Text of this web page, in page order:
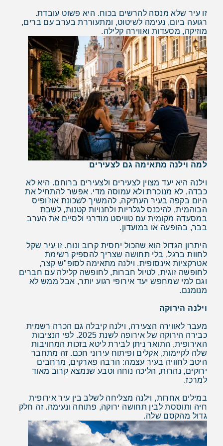
זו עיר שלא מנסה להרשים בכוח. היא פשוט עובדת.
רגועה ביום, נעימה לשיטוט, ומתעוררת בערב עם ברים,
מוזיקה, מסעדות ואווירה קלילה.
למה וילנה מתאימה גם לצעירים
וילנה היא יעד מצוין לצעירים ולצעירים ברוחם. היא לא
כבדה, לא מנוכרת ולא עמוסה מדי. אפשר להתחיל את
היום בקפה בעיר העתיקה, להמשיך לשכונת אוז'ופיס
הבוהמית, להיכנס לגלריות ולחנויות קטנות, לשבת
במסעדה מקומית עם טוויסט מודרני ולסיים את הערב
בבר, בהופעה או במועדון.
היתרון הגדול הוא שהכול יחסית קרוב ונוח. זו עיר שקל
לחוות ברגל, בלי תחושה שצריך להספיק רשימת
אטרקציות אינסופית. וילנה מתאימה לסופ"ש קצר,
לחופשה זוגית, לטיול חברות, לחופשה קלילה עם חברים
וגם למי שמחפש יעד אירופי רגוע יותר, אבל ממש לא
מנומנם.
וילנה הירוקה
מעבר לאווירה הצעירה, וילנה קיבלה גם הכרה רשמית
כבירה הירוקה של אירופה לשנת 2025. לפי הנציבות
האירופית, התואר ניתן לבירת ליטא בזכות המחויבות
שלה לקיימות, אקלים ופיתוח עירוני חכם. זה מתחבר
היטב לחוויה בעיר עצמה: הרבה פארקים, מרחבים
ירוקים, נהרות, הליכה נוחה וטבע שנמצא קרוב מאוד
למרכז.
במילים אחרות, וילנה מצליחה לשלב בין עיר אירופית
חיה ותוססת לבין תחושה ירוקה, פתוחה ונעימה. זה חלק
גדול מהקסם שלה.